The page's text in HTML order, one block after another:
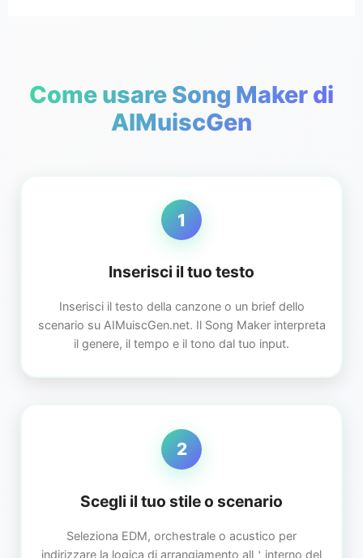
Come usare Song Maker di
AIMuiscGen
1
Inserisci il tuo testo
Inserisci il testo della canzone o un brief dello
scenario su AIMuiscGen.net. Il Song Maker interpreta
il genere, il tempo e il tono dal tuo input.
2
Scegli il tuo stile o scenario
Seleziona EDM, orchestrale o acustico per
indirizzare la logica di arrangiamento all＇interno del